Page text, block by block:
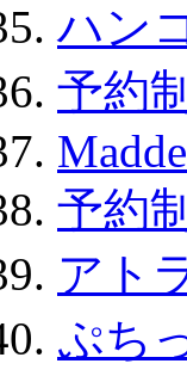
ハン
予約
予約
アト
ぷち